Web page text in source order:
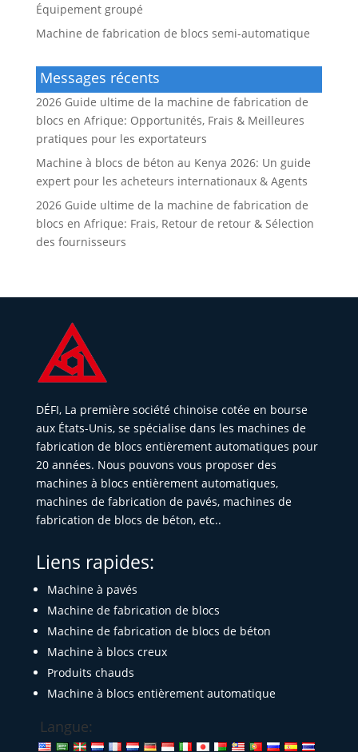
Équipement groupé
Machine de fabrication de blocs semi-automatique
Messages récents
2026 Guide ultime de la machine de fabrication de
blocs en Afrique: Opportunités, Frais & Meilleures
pratiques pour les exportateurs
Machine à blocs de béton au Kenya 2026: Un guide
expert pour les acheteurs internationaux & Agents
2026 Guide ultime de la machine de fabrication de
blocs en Afrique: Frais, Retour de retour & Sélection
des fournisseurs
DÉFI, La première société chinoise cotée en bourse
aux États-Unis, se spécialise dans les machines de
fabrication de blocs entièrement automatiques pour
20 années. Nous pouvons vous proposer des
machines à blocs entièrement automatiques,
machines de fabrication de pavés, machines de
fabrication de blocs de béton, etc..
Liens rapides:
Machine à pavés
Machine de fabrication de blocs
Machine de fabrication de blocs de béton
Machine à blocs creux
Produits chauds
Machine à blocs entièrement automatique
Langue: